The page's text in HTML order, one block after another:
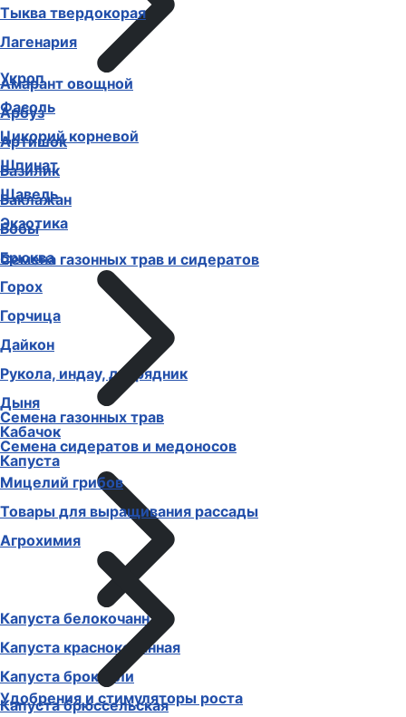
Амарант овощной
Арбуз
Артишок
Базилик
Баклажан
Бобы
Брюква
Горох
Горчица
Дайкон
Рукола, индау, двурядник
Дыня
Кабачок
Капуста
Капуста белокочанная
Капуста краснокочанная
Капуста брокколи
Капуста брюссельская
Тыква твердокорая
Лагенария
Укроп
Фасоль
Цикорий корневой
Шпинат
Щавель
Экзотика
Семена газонных трав и сидератов
Семена газонных трав
Семена сидератов и медоносов
Мицелий грибов
Товары для выращивания рассады
Агрохимия
Удобрения и стимуляторы роста